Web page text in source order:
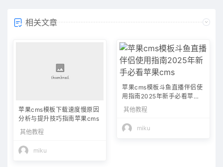
相关文章
苹果cms模板下载速度慢原因
分析与提升技巧指南苹果cms
其他教程
miku
苹果cms模板斗鱼直播伴侣使
用指南2025年新手必看苹果c
ms
其他教程
miku